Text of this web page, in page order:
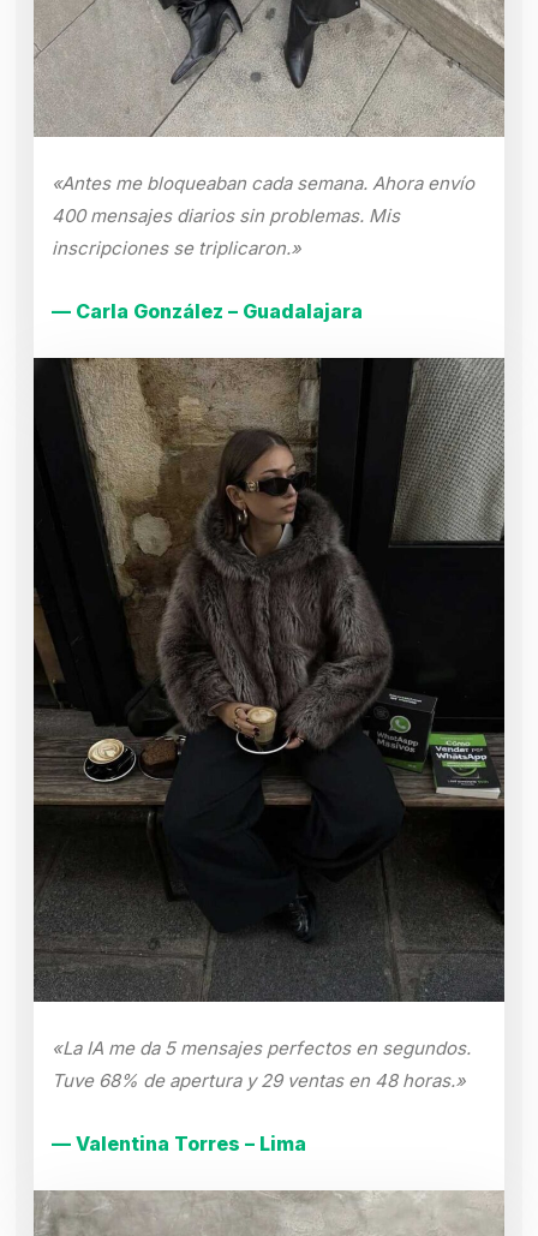
«Antes me bloqueaban cada semana. Ahora envío
400 mensajes diarios sin problemas. Mis
inscripciones se triplicaron.»
— Carla González – Guadalajara
«La IA me da 5 mensajes perfectos en segundos.
Tuve 68% de apertura y 29 ventas en 48 horas.»
— Valentina Torres – Lima